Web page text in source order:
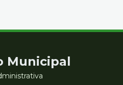
Municipal